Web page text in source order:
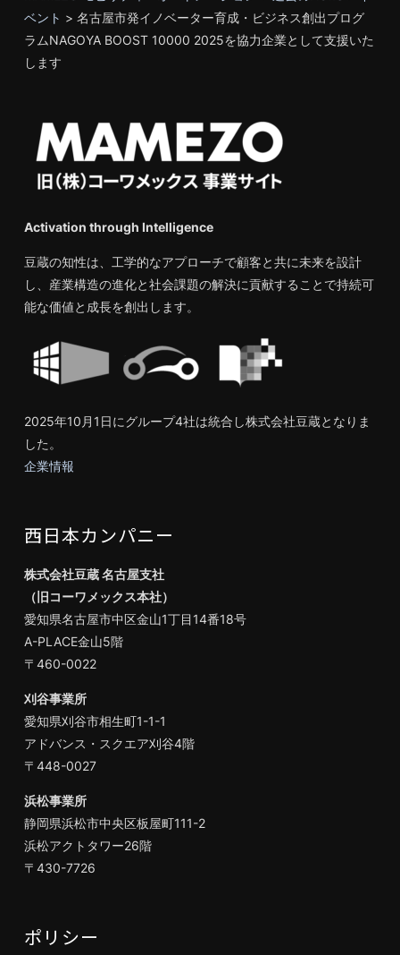
ベント > 名古屋市発イノベーター育成・ビジネス創出プログ
ラムNAGOYA BOOST 10000 2025を協力企業として支援いた
します
Activation through Intelligence
豆蔵の知性は、工学的なアプローチで顧客と共に未来を設計
し、産業構造の進化と社会課題の解決に貢献することで持続可
能な価値と成長を創出します。
2025年10月1日にグループ4社は統合し株式会社豆蔵となりま
した。
企業情報
西日本カンパニー
株式会社豆蔵 名古屋支社
（旧コーワメックス本社）
愛知県名古屋市中区金山1丁目14番18号
A-PLACE金山5階
〒460-0022
刈谷事業所
愛知県刈谷市相生町1-1-1
アドバンス・スクエア刈谷4階
〒448-0027
浜松事業所
静岡県浜松市中央区板屋町111-2
浜松アクトタワー26階
〒430-7726
ポリシー